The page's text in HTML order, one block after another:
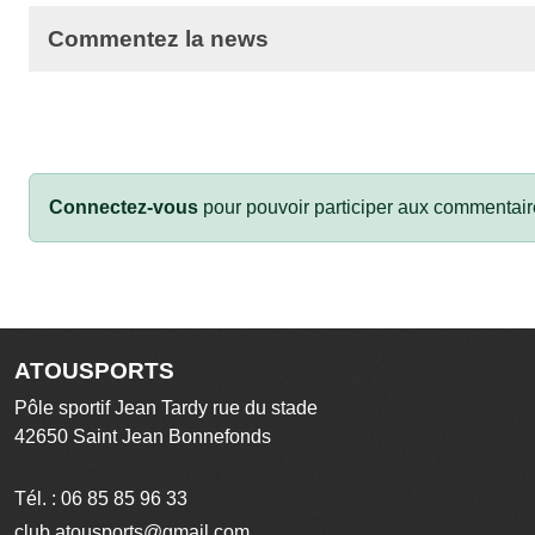
Commentez la news
Connectez-vous pour pouvoir participer aux
ATOUSPORTS
Pôle sportif Jean Tardy rue du stade
42650 Saint Jean Bonnefonds
Tél. : 06 85 85 96 33